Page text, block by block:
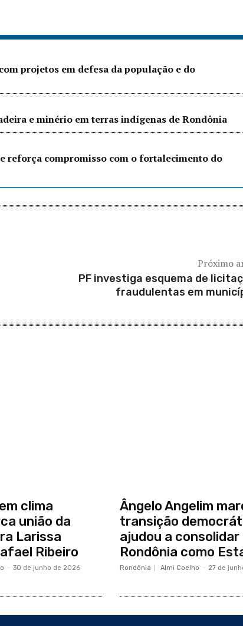
projetos em defesa da população e do
e minério em terras indígenas de Rondônia
reforça compromisso com o fortalecimento do
Próximo
PF investiga esquema de
fraudulentas em
clima
união da
Larissa
Ribeiro
- 30 de junho de 2026
Ângelo Angelim
transição
ajudou a consolidar
Rondônia como
Rondônia Almi Coelho - 27 de